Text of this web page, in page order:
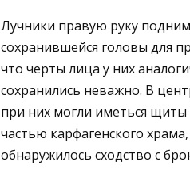
Лучники правую руку
сохранившейся головы для
что черты лица у них
сохранились неважно. В
при них могли иметься щиты
частью карфагенского
обнаружилось сходство с